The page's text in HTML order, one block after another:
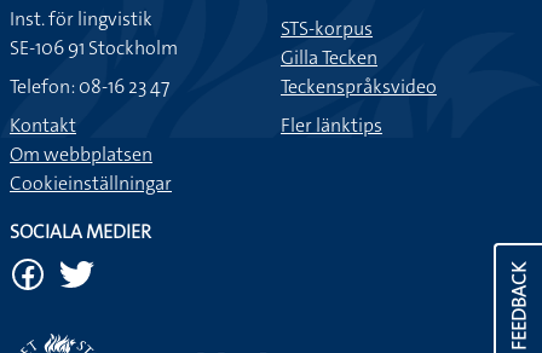
FEEDBACK
Inst. för lingvistik
SE-106 91 Stockholm
Telefon: 08-16 23 47
Kontakt
Om webbplatsen
Cookieinställningar
STS-korpus
Gilla Tecken
Teckenspråksvideo
Fler länktips
SOCIALA MEDIER